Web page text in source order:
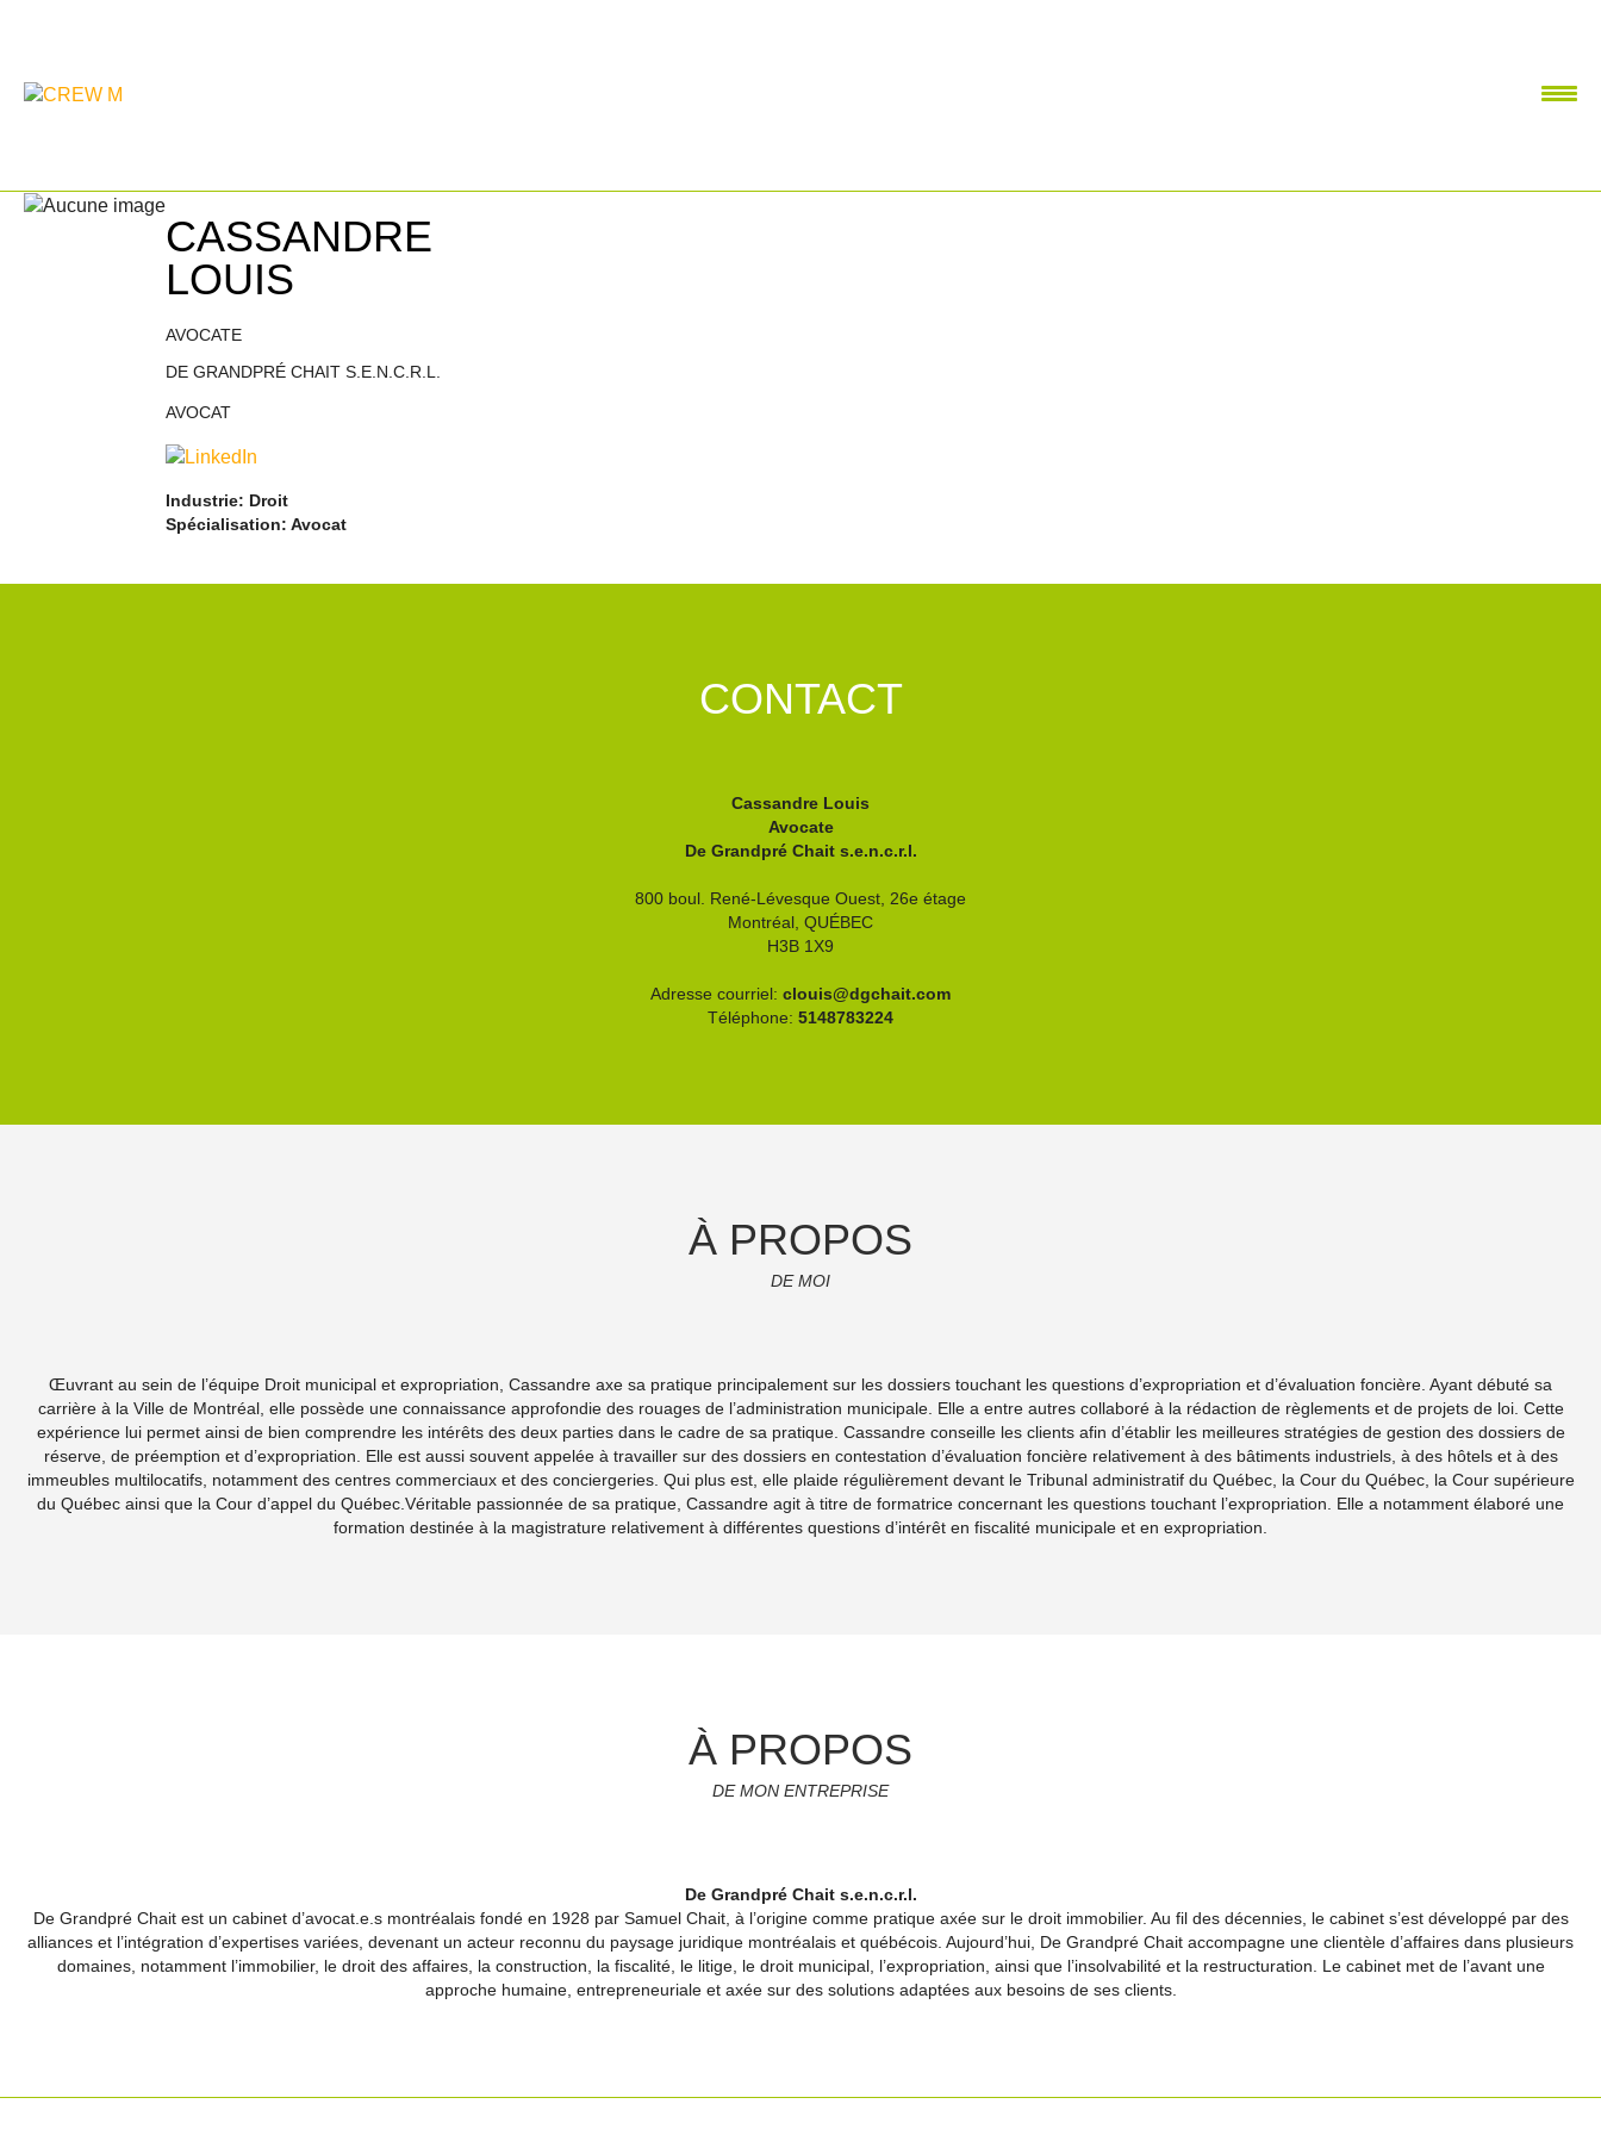
CASSANDRE
LOUIS
AVOCATE
DE GRANDPRÉ CHAIT S.E.N.C.R.L.
AVOCAT
Industrie: Droit
Spécialisation: Avocat
CONTACT
Cassandre Louis
Avocate
De Grandpré Chait s.e.n.c.r.l.
800 boul. René-Lévesque Ouest, 26e étage
Montréal, QUÉBEC
H3B 1X9
Adresse courriel: clouis@dgchait.com
Téléphone: 5148783224
À PROPOS
DE MOI
Œuvrant au sein de l’équipe Droit municipal et expropriation, Cassandre axe sa pratique principalement sur les dossiers touchant les questions d’expropriation et d’évaluation foncière. Ayant débuté sa
carrière à la Ville de Montréal, elle possède une connaissance approfondie des rouages de l’administration municipale. Elle a entre autres collaboré à la rédaction de règlements et de projets de loi. Cette
expérience lui permet ainsi de bien comprendre les intérêts des deux parties dans le cadre de sa pratique. Cassandre conseille les clients afin d’établir les meilleures stratégies de gestion des dossiers de
réserve, de préemption et d’expropriation. Elle est aussi souvent appelée à travailler sur des dossiers en contestation d’évaluation foncière relativement à des bâtiments industriels, à des hôtels et à des
immeubles multilocatifs, notamment des centres commerciaux et des conciergeries. Qui plus est, elle plaide régulièrement devant le Tribunal administratif du Québec, la Cour du Québec, la Cour supérieure
du Québec ainsi que la Cour d’appel du Québec.Véritable passionnée de sa pratique, Cassandre agit à titre de formatrice concernant les questions touchant l’expropriation. Elle a notamment élaboré une
formation destinée à la magistrature relativement à différentes questions d’intérêt en fiscalité municipale et en expropriation.
À PROPOS
DE MON ENTREPRISE
De Grandpré Chait s.e.n.c.r.l.
De Grandpré Chait est un cabinet d’avocat.e.s montréalais fondé en 1928 par Samuel Chait, à l’origine comme pratique axée sur le droit immobilier. Au fil des décennies, le cabinet s’est développé par des
alliances et l’intégration d’expertises variées, devenant un acteur reconnu du paysage juridique montréalais et québécois. Aujourd’hui, De Grandpré Chait accompagne une clientèle d’affaires dans plusieurs
domaines, notamment l’immobilier, le droit des affaires, la construction, la fiscalité, le litige, le droit municipal, l’expropriation, ainsi que l’insolvabilité et la restructuration. Le cabinet met de l’avant une
approche humaine, entrepreneuriale et axée sur des solutions adaptées aux besoins de ses clients.